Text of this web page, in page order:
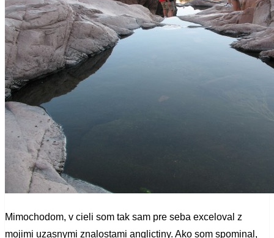
Mimochodom, v cieli som tak sam pre seba exceloval z
mojimi uzasnymi znalostami anglictiny. Ako som spominal,